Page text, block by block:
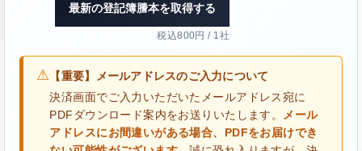
最新の登記簿謄本を取得する
税込800円 / 1社
⚠ 【重要】メールアドレスのご入力について
決済画面でご入力いただいたメールアドレス宛に
PDFダウンロード案内をお送りいたします。
メール
アドレスにお間違いがある場合、PDFをお届けでき